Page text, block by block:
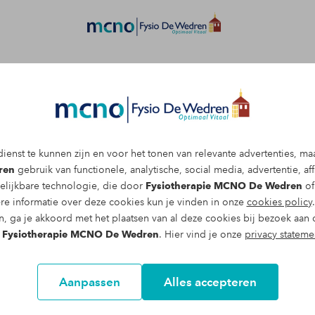
te kunnen zijn en voor het tonen van relevante advertenties,
gebruik van functionele, analytische, social media, advertentie,
technologie, die door Fysiotherapie MCNO De Wedren
informatie over deze cookies kun je vinden in onze cookies policy
ga je akkoord met het plaatsen van al deze cookies bij bezoek aan
Fysiotherapie MCNO De Wedren. Hier vind je onze privacy
Aanpassen Alles accepteren
bij een fysiotherapeut
rond met vragen over een bepaalde soort klacht
advies van een van onze fysiotherapeuten? Maak
vrijblijvende afspraak via onderstaande button.
afspraak